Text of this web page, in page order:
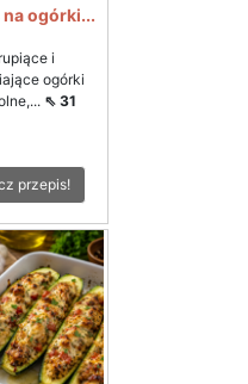
na ogórki...
i
ogórki
⇖ 31
przepis!